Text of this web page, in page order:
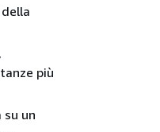
più
su un